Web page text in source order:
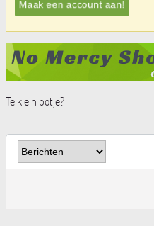
Maak een account aan!
Te klein potje?